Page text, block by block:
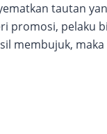
tautan
promosi, pelaku
membujuk,